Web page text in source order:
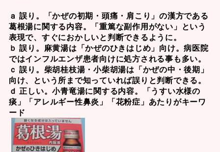
ａ 誤り。「かぜの初期・頭痛・肩こり」の漢方である
葛根湯に関する内容。「重篤な副作用がない」という
表現で、すぐにおかしいと判断できるように。
ｂ 誤り。 麻黄湯は「かぜのひきはじめ」向け。病医院
ではインフルエンザ患者向けに処方される事も多い。
ｃ 誤り。柴胡桂枝湯・小柴胡湯は「かぜの中・後期」
向け、という所まで知っていれば誤りと判断できる。
ｄ 正しい。小青竜湯に関する内容。「うすい水様の
痰」「アレルギー性鼻炎」「花粉症」あたりがキーワ
ード